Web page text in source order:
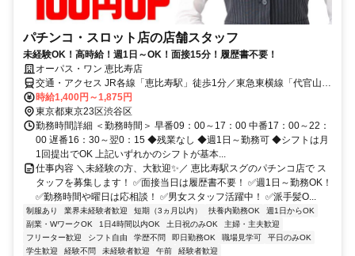
パチンコ・スロット店の店舗スタッフ
未経験OK！高時給！週1日～OK！面接15分！履歴書不要！
オーパス・ワン 恵比寿店
交通・アクセス JR各線「恵比寿駅」徒歩1分／東急東横線「代官山
駅」徒歩7分／JR各線「渋谷駅」・東京メトロ日比谷線「中目黒駅」
徒歩17分
時給1,400円～1,875円
東京都東京23区渋谷区
勤務時間詳細 ＜勤務時間＞ 早番09：00～17：00 中番17：00～22：
00 遅番16：30～翌0：15 ◆残業なし ◆週1日～勤務可 ◆シフトは月
1回提出でOK 上記いずれかのシフトが基本...
仕事内容 ＼未経験の方、大歓迎✨／ 恵比寿駅スグのパチンコ店で ス
タッフを募集します！ ✅面接当日は履歴書不要！ ✅週1日～勤務OK！
✅勤務時間や曜日は応相談！ ✅男女スタッフ活躍中！ ✅派手髪O...
制服あり 業界未経験者歓迎 短期（3ヵ月以内） 扶養内勤務OK
週1日からOK
副業・WワークOK
1日4時間以内OK 土日祝のみOK
主婦・主夫歓迎
フリーター歓迎
シフト自由 学歴不問 即日勤務OK 職場見学可
平日のみOK
学生歓迎
経験不問 未経験者歓迎 午前 経験者歓迎